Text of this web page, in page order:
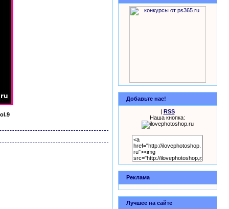
Добавьте нас!
| RSS
Наша кнопка:
Реклама
Лучшее на сайте